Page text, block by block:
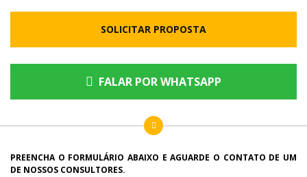
SOLICITAR PROPOSTA
FALAR POR WHATSAPP
PREENCHA O FORMULÁRIO ABAIXO E AGUARDE O CONTATO DE UM
DE NOSSOS CONSULTORES.